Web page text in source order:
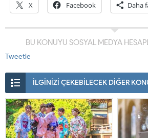
X Facebook Daha
BU KONUYU SOSYAL MEDYA
Tweetle
İLGİNİZİ ÇEKEBİLECEK DİĞER